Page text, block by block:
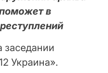
в
заседании
Украина».